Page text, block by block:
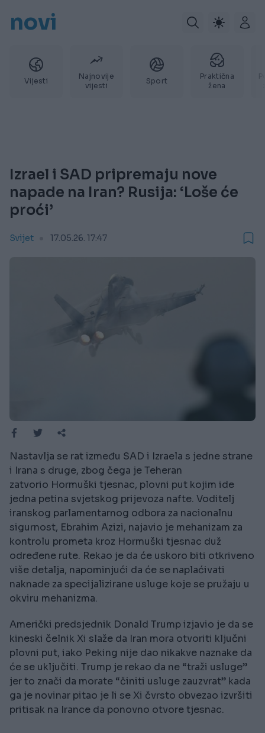
novi
Vijesti
Najnovije
vijesti
Sport
Praktična
žena
Izrael i SAD pripremaju nove
napade na Iran? Rusija: ‘Loše će
proći’
Svijet 17.05.26. 17:47
Nastavlja se rat između SAD i Izraela s jedne strane
i Irana s druge, zbog čega je Teheran
zatvorio Hormuški tjesnac, plovni put kojim ide
jedna petina svjetskog prijevoza nafte. Voditelj
iranskog parlamentarnog odbora za nacionalnu
sigurnost, Ebrahim Azizi, najavio je mehanizam za
kontrolu prometa kroz Hormuški tjesnac duž
određene rute. Rekao je da će uskoro biti otkriveno
više detalja, napominjući da će se naplaćivati ​​
naknade za specijalizirane usluge koje se pružaju u
okviru mehanizma.
Američki predsjednik Donald Trump izjavio je da se
kineski čelnik Xi slaže da Iran mora otvoriti ključni
plovni put, iako Peking nije dao nikakve naznake da
će se uključiti. Trump je rekao da ne “traži usluge”
jer to znači da morate “činiti usluge zauzvrat” kada
ga je novinar pitao je li se Xi čvrsto obvezao izvršiti
pritisak na Irance da ponovno otvore tjesnac.